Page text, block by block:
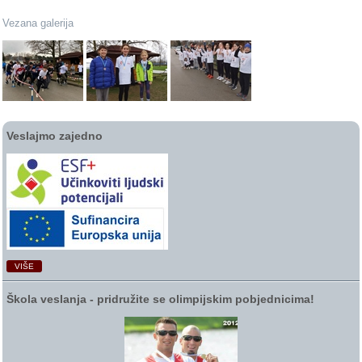
Vezana galerija
Veslajmo zajedno
VIŠE
Škola veslanja ‑ pridružite se olimpijskim pobjednicima!